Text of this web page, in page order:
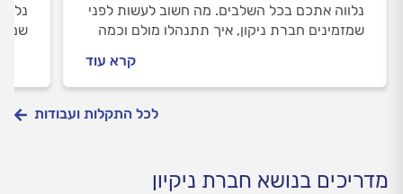
נלווה אתכם בכל השלבים. מה חשוב לעשות לפני
שמזמינים חברת ניקון, איך תתנהלו מולם וכמה
קרא עוד
לכל התקלות ועבודות
מדריכים בנושא חברת ניקיון